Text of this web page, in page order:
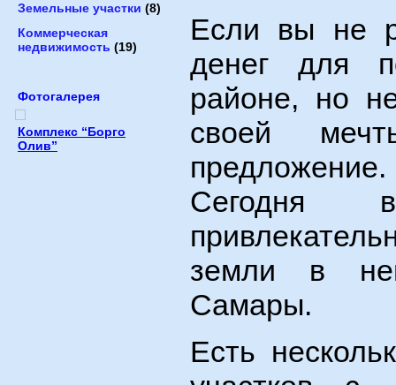
Земельные участки (8)
Коммерческая
недвижимость (19)
Фотогалерея
Комплекс “Борго
Олив”
Если вы не
денег для
районе, но
своей
Сегодня
земли в
Самары.
Есть